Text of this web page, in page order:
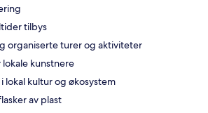
tilbys
organiserte turer og aktiviteter
lokale kunstnere
kultur og økosystem
av plast